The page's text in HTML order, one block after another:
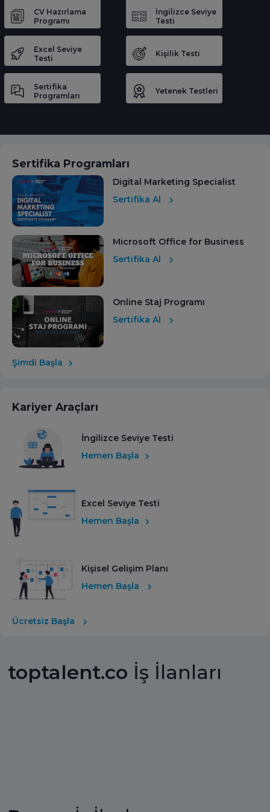
CV Hazırlama
Programı
İngilizce Seviye
Testi
Excel Seviye
Testi
Kişilik Testi
Sertifika
Programları
Yetenek Testleri
Sertifika Programları
Digital Marketing Specialist
Sertifika Al
Microsoft Office for Business
Sertifika Al
Online Staj Programı
Sertifika Al
Şimdi Başla
Kariyer Araçları
İngilizce Seviye Testi
Hemen Başla
Excel Seviye Testi
Hemen Başla
Kişisel Gelişim Planı
Hemen Başla
Ücretsiz Başla
toptalent.co İş İlanları